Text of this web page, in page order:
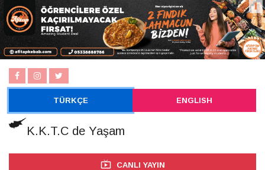
TÜRKÇE ENGLISH
K.K.T.C de Yaşam
CANLI YAYIN